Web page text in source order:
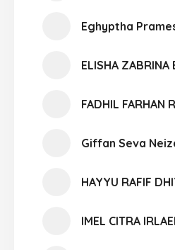
Eghyptha
ELISHA ZABRINA
FADHIL FARHAN
Giffan Seva
HAYYU RAFIF
IMEL CITRA